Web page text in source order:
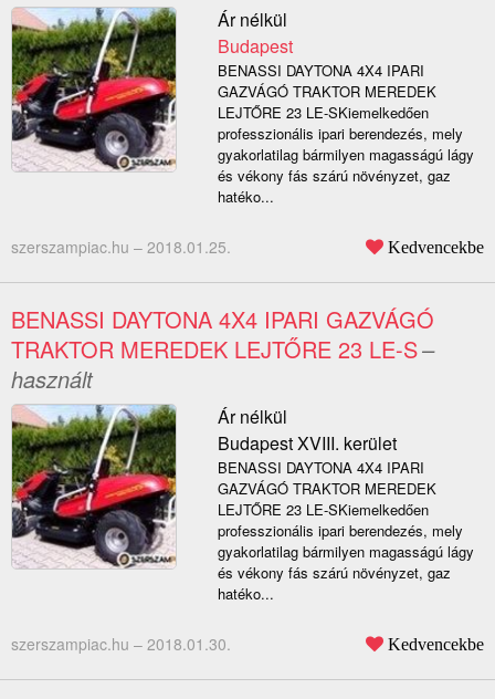
Ár nélkül
Budapest
BENASSI DAYTONA 4X4 IPARI
GAZVÁGÓ TRAKTOR MEREDEK
LEJTŐRE 23 LE-SKiemelkedően
professzionális ipari berendezés, mely
gyakorlatilag bármilyen magasságú lágy
és vékony fás szárú növényzet, gaz
hatéko...
szerszampiac.hu – 2018.01.25. Kedvencekbe
BENASSI DAYTONA 4X4 IPARI GAZVÁGÓ
TRAKTOR MEREDEK LEJTŐRE 23 LE-S–
használt
Ár nélkül
Budapest XVIII. kerület
BENASSI DAYTONA 4X4 IPARI
GAZVÁGÓ TRAKTOR MEREDEK
LEJTŐRE 23 LE-SKiemelkedően
professzionális ipari berendezés, mely
gyakorlatilag bármilyen magasságú lágy
és vékony fás szárú növényzet, gaz
hatéko...
szerszampiac.hu – 2018.01.30. Kedvencekbe